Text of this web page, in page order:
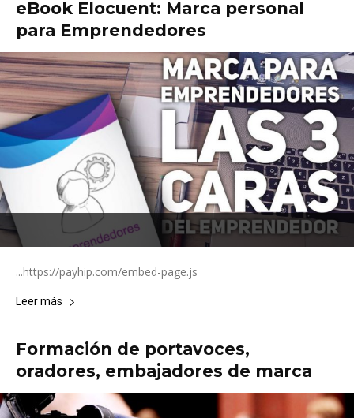
eBook Elocuent: Marca personal
para Emprendedores
...https://payhip.com/embed-page.js
Leer más
Formación de portavoces,
oradores, embajadores de marca